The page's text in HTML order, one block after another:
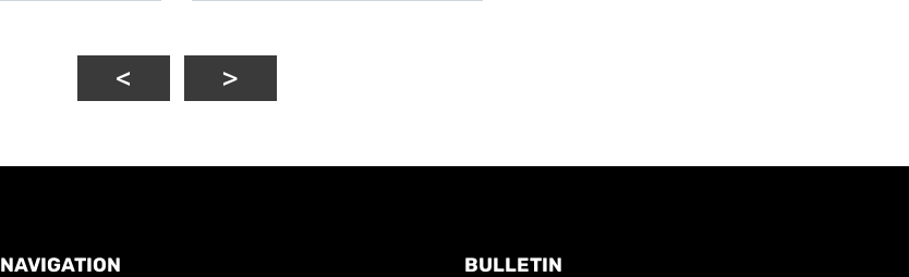
NAVIGATION BULLETIN